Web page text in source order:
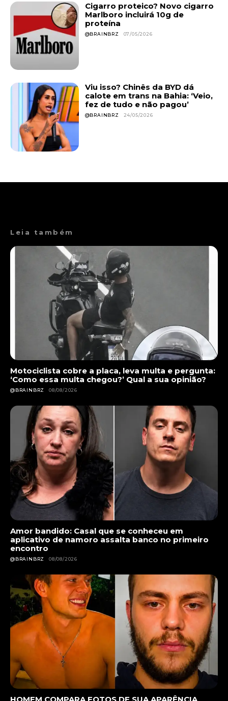
Cigarro proteico? Novo cigarro
Marlboro incluirá 10g de
proteína
@BRAINBRZ 07/05/2026
Viu isso? Chinês da BYD dá
calote em trans na Bahia: ‘Veio,
fez de tudo e não pagou’
@BRAINBRZ 24/05/2026
Leia também
Motociclista cobre a placa, leva multa e pergunta:
‘Como essa multa chegou?’ Qual a sua opinião?
@BRAINBRZ 08/08/2026
Amor bandido: Casal que se conheceu em
aplicativo de namoro assalta banco no primeiro
encontro
@BRAINBRZ 08/08/2026